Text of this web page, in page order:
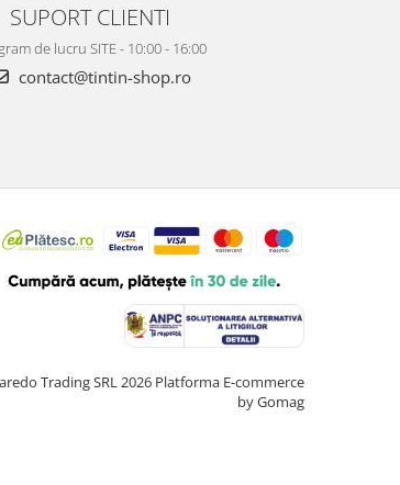
SUPORT CLIENTI
de lucru SITE - 10:00 - 16:00
contact@tintin-shop.ro
Trading SRL 2026 Platforma E-commerce
by Gomag